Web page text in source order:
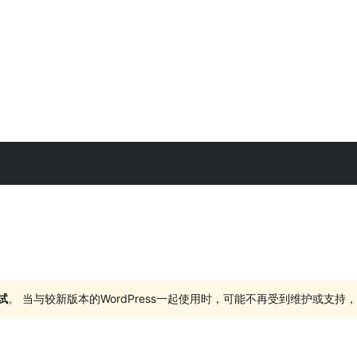
。 当与较新版本的WordPress一起使用时，可能不再受到维护或支持